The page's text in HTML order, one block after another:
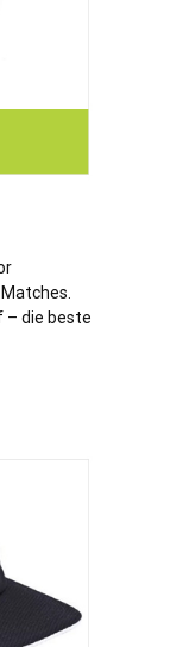
– die beste